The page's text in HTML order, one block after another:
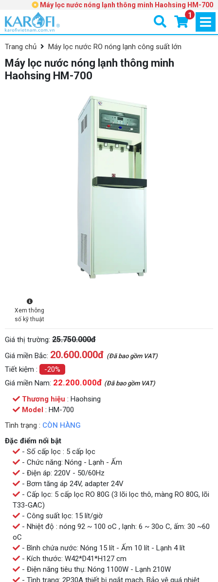
Máy lọc nước nóng lạnh thông minh Haohsing HM-700
1
Trang chủ Máy lọc nước RO nóng lạnh công suất lớn
Máy lọc nước nóng lạnh thông minh
Haohsing HM-700
Xem thông
số kỹ thuật
Giá thị trường: 25.750.000đ
Giá miền Bắc: 20.600.000đ (Đã bao gồm VAT)
Tiết kiệm :
-20%
Giá miền Nam: 22.200.000đ (Đã bao gồm VAT)
Thương hiệu : Haohsing
Model : HM-700
Tình trạng : CÒN HÀNG
Đặc điểm nổi bật
- Số cấp lọc : 5 cấp lọc
- Chức năng: Nóng - Lạnh - Ấm
- Điện áp: 220V - 50/60Hz
- Bơm tăng áp 24V, adapter 24V
- Cấp lọc: 5 cấp lọc RO 80G (3 lõi lọc thô, màng RO 80G, lõi
T33-GAC)
- Công suất lọc: 15 lít/giờ
- Nhiệt độ : nóng 92 ~ 100 oC , lạnh: 6 ~ 30o C, ấm: 30 ~60
oC
- Bình chứa nước: Nóng 15 lít - Ấm 10 lít - Lạnh 4 lít
- Kích thước: W42*D41*H127 cm
- Điện năng tiêu thụ: Nóng 1100W - Lạnh 210W
- Tình trạng: 2P30A thiết bị ngắt mạch, Bảo vệ quá nhiệt